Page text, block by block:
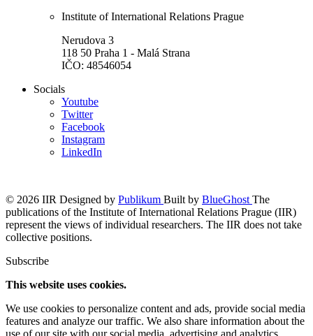
Institute of International Relations Prague
Nerudova 3
118 50 Praha 1 - Malá Strana
IČO: 48546054
Socials
Youtube
Twitter
Facebook
Instagram
LinkedIn
© 2026 IIR Designed by Publikum Built by BlueGhost The
publications of the Institute of International Relations Prague (IIR)
represent the views of individual researchers. The IIR does not take
collective positions.
Subscribe
This website uses cookies.
We use cookies to personalize content and ads, provide social media
features and analyze our traffic. We also share information about the
use of our site with our social media, advertising and analytics